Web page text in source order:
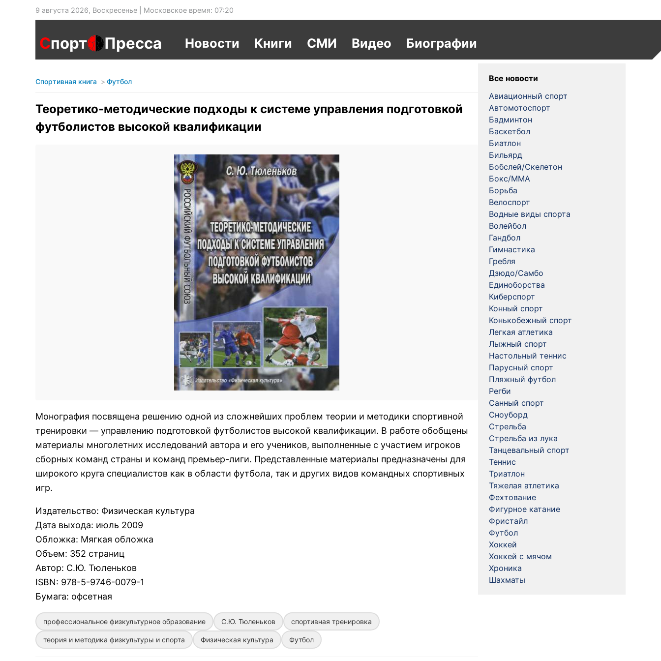
9 августа 2026, Воскресенье | Московское время: 07:20
Спорт Пресса Новости Книги СМИ Видео Биографии
Спортивная книга Футбол
Теоретико-методические подходы к системе управления подготовкой
футболистов высокой квалификации
Монография посвящена решению одной из сложнейших проблем теории и методики спортивной
тренировки — управлению подготовкой футболистов высокой квалификации. В работе обобщены
материалы многолетних исследований автора и его учеников, выполненные с участием игроков
сборных команд страны и команд премьер-лиги. Представленные материалы предназначены для
широкого круга специалистов как в области футбола, так и других видов командных спортивных
игр.
Издательство: Физическая культура
Дата выхода: июль 2009
Обложка: Мягкая обложка
Объем: 352 страниц
Автор: С.Ю. Тюленьков
ISBN: 978-5-9746-0079-1
Бумага: офсетная
профессиональное физкультурное образование С.Ю. Тюленьков спортивная тренировка
теория и методика физкультуры и спорта Физическая культура Футбол
Все новости
Авиационный спорт
Автомотоспорт
Бадминтон
Баскетбол
Биатлон
Бильярд
Бобслей/Скелетон
Бокс/MMA
Борьба
Велоспорт
Водные виды спорта
Волейбол
Гандбол
Гимнастика
Гребля
Дзюдо/Самбо
Единоборства
Киберспорт
Конный спорт
Конькобежный спорт
Легкая атлетика
Лыжный спорт
Настольный теннис
Парусный спорт
Пляжный футбол
Регби
Санный спорт
Сноуборд
Стрельба
Стрельба из лука
Танцевальный спорт
Теннис
Триатлон
Тяжелая атлетика
Фехтование
Фигурное катание
Фристайл
Футбол
Хоккей
Хоккей с мячом
Хроника
Шахматы